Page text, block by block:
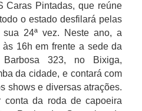
Caras Pintadas, que reúne
o estado desfilará pelas
24ª vez. Neste ano, a
16h em frente a sede da
323, no Bixiga,
da cidade, e contará com
shows e diversas atrações.
conta da roda de capoeira